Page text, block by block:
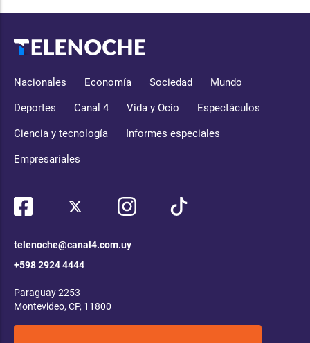
Nacionales Economía Sociedad Mundo
Deportes Canal 4 Vida y Ocio Espectáculos
Ciencia y tecnología Informes especiales
Empresariales
telenoche@canal4.com.uy
+598 2924 4444
Paraguay 2253
Montevideo, CP, 11800